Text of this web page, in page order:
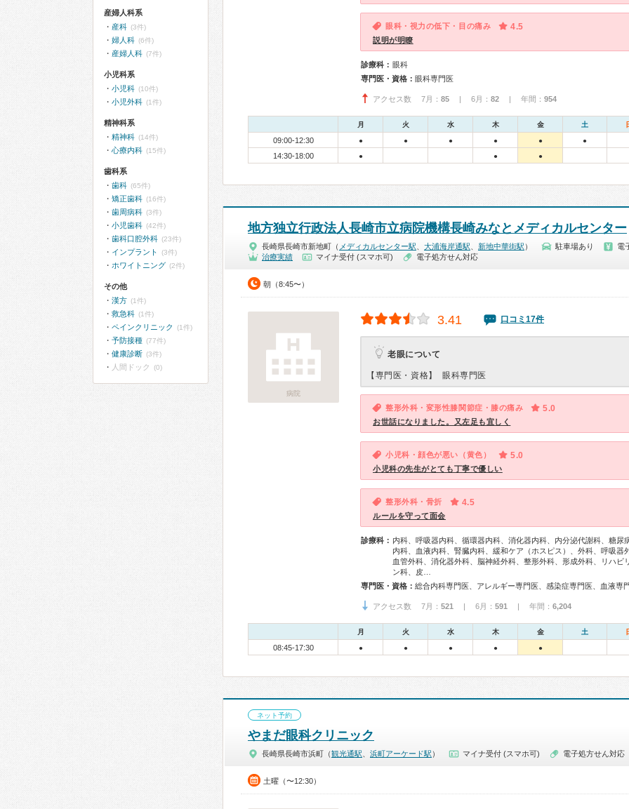
眼科・視力の低下・目の痛み 4.5
説明が明瞭
診療科： 眼科
専門医・資格： 眼科専門医
アクセス数 7月： 85 | 6月： 82 | 年間： 954
月 火 水 木 金 土
09:00-12:30 ● ● ● ● ● ●
14:30-18:00 ● ● ●
地方独立行政法人長崎市立病院機構長崎みなとメディカルセンター
長崎県長崎市新地町（ メディカルセンター駅 大浦海岸通駅 新地中華街駅 ） 駐車場あり
電
治療実績
マイナ受付 (スマホ可) 電子処方せん対応
朝（8:45〜）
病院
3.41 口コミ17件
老眼について
【専門医・資格】 眼科専門医
整形外科・変形性膝関節症・膝の痛み 5.0
お世話になりました。又左足も宜しく
小児科・顔色が悪い（黄色） 5.0
小児科の先生がとても丁寧で優しい
整形外科・骨折 4.5
ルールを守って面会
診療科： 内科、呼吸器内科、循環器内科、消化器内科、内分泌代謝科、糖尿
内科、血液内科、腎臓内科、緩和ケア（ホスピス）、外科、呼吸器
血管外科、消化器外科、脳神経外科、整形外科、形成外科、リハビ
ン科、皮…
専門医・資格：
アクセス数 7月： 521 | 6月： 591 | 年間： 6,204
月 火 水 木 金 土
08:45-17:30 ● ● ● ● ●
ネット予約
やまだ眼科クリニック
長崎県長崎市浜町（観光通駅 浜町アーケード駅 ） マイナ受付 (スマホ可) 電子処方せん対応
土曜（〜12:30）
産婦人科系
産科 (3件)
婦人科 (6件)
産婦人科 (7件)
小児科系
小児科 (10件)
小児外科 (1件)
精神科系
精神科 (14件)
心療内科 (15件)
歯科系
歯科 (65件)
矯正歯科 (16件)
歯周病科 (3件)
小児歯科 (42件)
歯科口腔外科 (23件)
インプラント (3件)
ホワイトニング (2件)
その他
漢方 (1件)
救急科 (1件)
ペインクリニック (1件)
予防接種 (77件)
健康診断 (3件)
人間ドック (0)